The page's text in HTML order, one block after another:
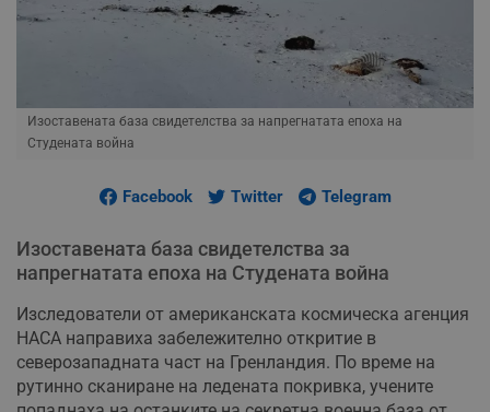
Изоставената база свидетелства за напрегнатата епоха на
Студената война
Facebook Twitter Telegram
Изоставената база свидетелства за
напрегнатата епоха на Студената война
Изследователи от американската космическа агенция
НАСА направиха забележително откритие в
северозападната част на Гренландия. По време на
рутинно сканиране на ледената покривка, учените